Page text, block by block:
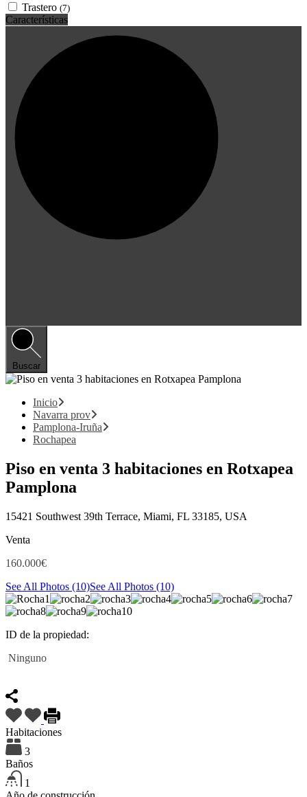
Trastero (7)
Características
Buscar
Inicio
Navarra prov
Pamplona-Iruña
Rochapea
Piso en venta 3 habitaciones en Rotxapea
Pamplona
15421 Southwest 39th Terrace, Miami, FL 33185, USA
Venta
160.000€
See All Photos (10)See All Photos (10)
ID de la propiedad:
Ninguno
Habitaciones
3
Baños
1